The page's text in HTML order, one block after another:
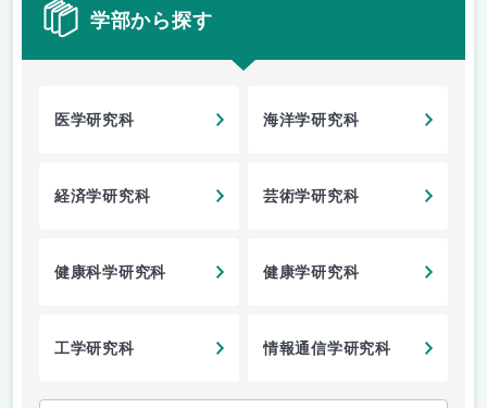
学部から探す
医学研究科 海洋学研究科
経済学研究科 芸術学研究科
健康科学研究科 健康学研究科
工学研究科 情報通信学研究科